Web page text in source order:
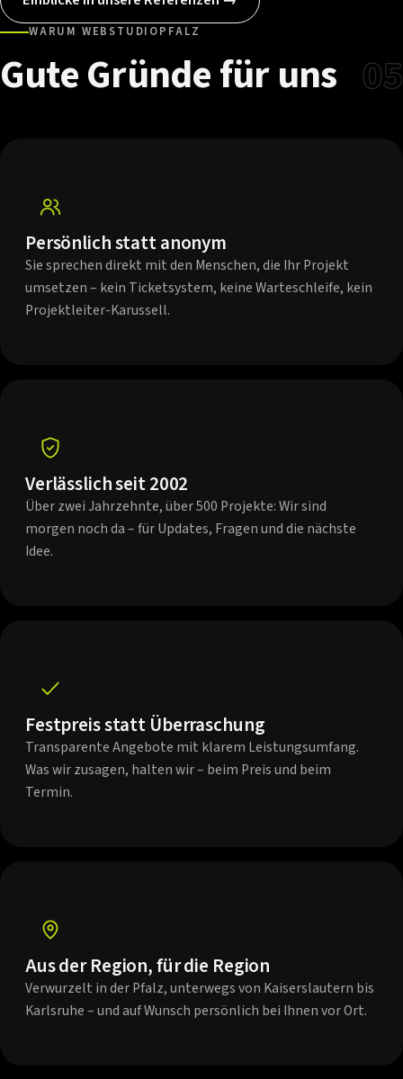
WARUM WEBSTUDIOPFALZ
GuteGründefüruns 05
Persönlich statt anonym
Sie sprechen direkt mit den Menschen, die Ihr Projekt
umsetzen – kein Ticketsystem, keine Warteschleife, kein
Projektleiter-Karussell.
Verlässlich seit 2002
Über zwei Jahrzehnte, über 500 Projekte: Wir sind
morgen noch da – für Updates, Fragen und die nächste
Idee.
Festpreis statt Überraschung
Transparente Angebote mit klarem Leistungsumfang.
Was wir zusagen, halten wir – beim Preis und beim
Termin.
Aus der Region, für die Region
Verwurzelt in der Pfalz, unterwegs von Kaiserslautern bis
Karlsruhe – und auf Wunsch persönlich bei Ihnen vor Ort.